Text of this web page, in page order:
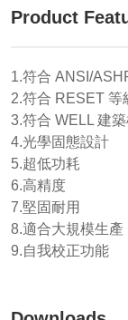
Product
1.符合 ANSI/
2.符合 RESET 等
3.符合 WELL 建
4.光學固態設計
5.超低功耗
6.高精度
7.堅固耐用
8.適合大規模生產
9.自我校正功能